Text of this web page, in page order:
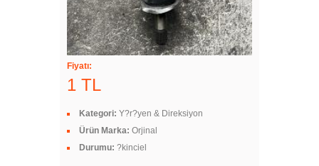
Fiyatı:
1 TL
Kategori: Y?r?yen & Direksiyon
Ürün Marka: Orjinal
Durumu: ?kinciel